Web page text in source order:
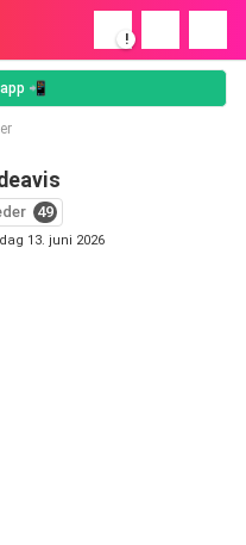
!
📲
49
13. juni 2026